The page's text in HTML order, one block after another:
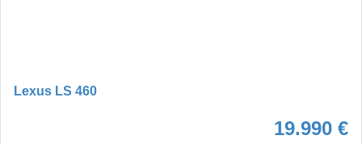
Lexus LS 460
19.990 €